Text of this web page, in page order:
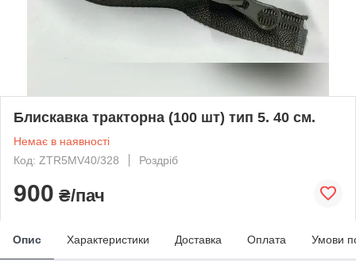
Блискавка тракторна (100 шт) тип 5. 40 см.
Немає в наявності
Код: ZTR5MV40/328
Роздріб
900 ₴/пач
Опис Характеристики Доставка Оплата Умови